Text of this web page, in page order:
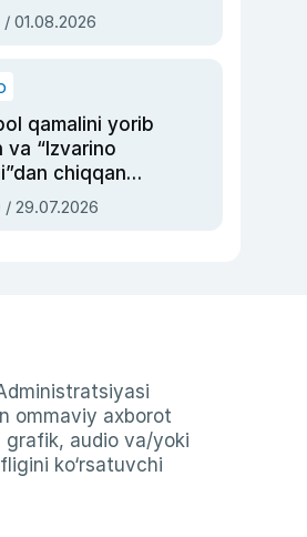
siyosiy
asrab
/ 01.08.2026
qamalini yorib
va “Izvarino
chiqqan
— Ukraina
bosh
/ 29.07.2026
ommaviy axborot
grafik, audio va/yoki
ko‘rsatuvchi